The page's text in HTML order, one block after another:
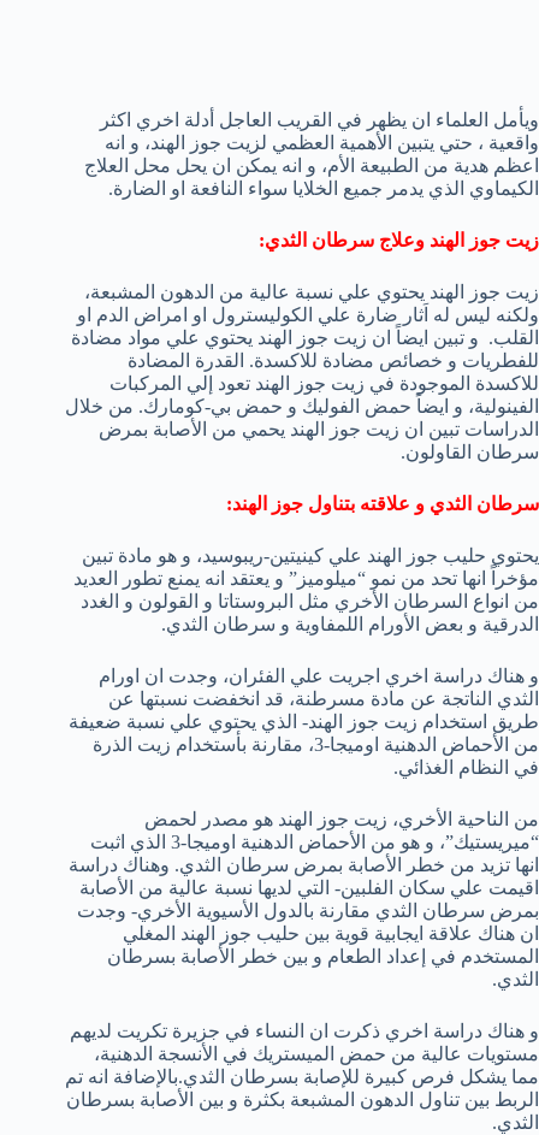
ويأمل العلماء ان يظهر في القريب العاجل أدلة اخري اكثر
واقعية ، حتي يتبين الأهمية العظمي لزيت جوز الهند، و انه
اعظم هدية من الطبيعة الأم، و انه يمكن ان يحل محل العلاج
الكيماوي الذي يدمر جميع الخلايا سواء النافعة او الضارة.
زيت جوز الهند وعلاج سرطان الثدي:
زيت جوز الهند يحتوي علي نسبة عالية من الدهون المشبعة،
ولكنه ليس له اَثار ضارة علي الكوليسترول او امراض الدم او
القلب. و تبين ايضاً ان زيت جوز الهند يحتوي علي مواد مضادة
للفطريات و خصائص مضادة للاكسدة. القدرة المضادة
للاكسدة الموجودة في زيت جوز الهند تعود إلي المركبات
الفينولية، و ايضاً حمض الفوليك و حمض بي-كومارك. من خلال
الدراسات تبين ان زيت جوز الهند يحمي من الأصابة بمرض
سرطان القاولون.
سرطان الثدي و علاقته بتناول جوز الهند:
يحتوي حليب جوز الهند علي كينيتين-ريبوسيد، و هو مادة تبين
مؤخراً انها تحد من نمو “ميلوميز” و يعتقد انه يمنع تطور العديد
من انواع السرطان الأخري مثل البروستاتا و القولون و الغدد
الدرقية و بعض الأورام اللمفاوية و سرطان الثدي.
و هناك دراسة اخري اجريت علي الفئران، وجدت ان اورام
الثدي الناتجة عن مادة مسرطنة، قد انخفضت نسبتها عن
طريق استخدام زيت جوز الهند- الذي يحتوي علي نسبة ضعيفة
من الأحماض الدهنية اوميجا-3، مقارنة بأستخدام زيت الذرة
في النظام الغذائي.
من الناحية الأخري، زيت جوز الهند هو مصدر لحمض
“ميريستيك”، و هو من الأحماض الدهنية اوميجا-3 الذي اثبت
انها تزيد من خطر الأصابة بمرض سرطان الثدي. وهناك دراسة
اقيمت علي سكان الفلبين- التي لديها نسبة عالية من الأصابة
بمرض سرطان الثدي مقارنة بالدول الأسيوية الأخري- وجدت
ان هناك علاقة ايجابية قوية بين حليب جوز الهند المغلي
المستخدم في إعداد الطعام و بين خطر الأصابة بسرطان
الثدي.
و هناك دراسة اخري ذكرت ان النساء في جزيرة تكريت لديهم
مستويات عالية من حمض الميستريك في الأنسجة الدهنية،
مما يشكل فرص كبيرة للإصابة بسرطان الثدي.بالإضافة انه تم
الربط بين تناول الدهون المشبعة بكثرة و بين الأصابة بسرطان
الثدي.